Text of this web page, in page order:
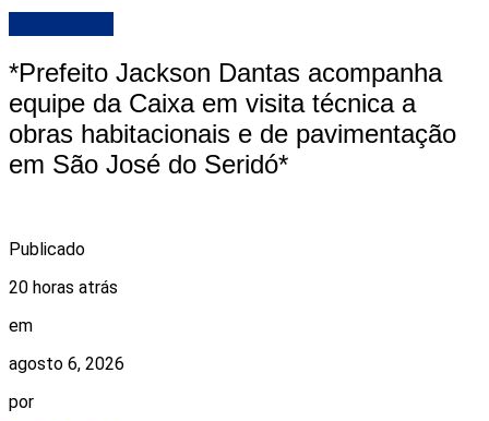
*Prefeito Jackson Dantas acompanha
equipe da Caixa em visita técnica a
obras habitacionais e de pavimentação
em São José do Seridó*
Publicado
20 horas atrás
em
agosto 6, 2026
por